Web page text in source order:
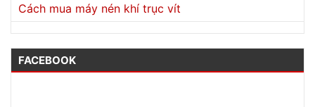
Cách mua máy nén khí trục vít
FACEBOOK